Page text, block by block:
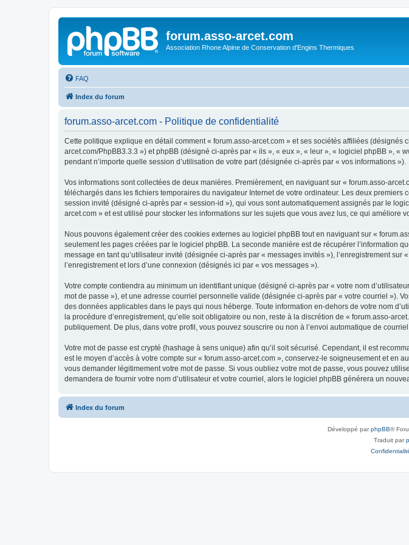
forum.asso-arcet.com
Association Rhone Alpine de Conservation d'Engins Thermiques
FAQ
Index du forum
forum.asso-arcet.com - Politique de confidentialité
Cette politique explique en détail comment « forum.asso-arcet.com » et ses sociétés affiliées (désignés
arcet.com/PhpBB3.3.3 ») et phpBB (désigné ci-après par « ils », « eux », « leur », « logiciel phpBB »,
pendant n’importe quelle session d’utilisation de votre part (désignée ci-après par « vos informations »).
Vos informations sont collectées de deux manières. Premièrement, en naviguant sur « forum.asso-
téléchargés dans les fichiers temporaires du navigateur Internet de votre ordinateur. Les deux
session invité (désigné ci-après par « session-id »), qui vous sont automatiquement assignés par le
arcet.com » et est utilisé pour stocker les informations sur les sujets que vous avez lus, ce qui améliore
Nous pouvons également créer des cookies externes au logiciel phpBB tout en naviguant sur «
seulement les pages créées par le logiciel phpBB. La seconde manière est de récupérer l’information
message en tant qu’utilisateur invité (désignée ci-après par « messages invités »), l’enregistrement
l’enregistrement et lors d’une connexion (désignés ici par « vos messages »).
Votre compte contiendra au minimum un identifiant unique (désigné ci-après par « votre nom
mot de passe »), et une adresse courriel personnelle valide (désignée ci-après par « votre courriel »).
des données applicables dans le pays qui nous héberge. Toute information en-dehors de votre nom
la procédure d’enregistrement, qu’elle soit obligatoire ou non, reste à la discrétion de « forum.asso-
publiquement. De plus, dans votre profil, vous pouvez souscrire ou non à l’envoi automatique de
Votre mot de passe est crypté (hashage à sens unique) afin qu’il soit sécurisé. Cependant, il est
est le moyen d’accès à votre compte sur « forum.asso-arcet.com », conservez-le soigneusement et
vous demander légitimement votre mot de passe. Si vous oubliez votre mot de passe, vous pouvez
demandera de fournir votre nom d’utilisateur et votre courriel, alors le logiciel phpBB générera un
Index du forum
Développé parphpBB®
Traduit par